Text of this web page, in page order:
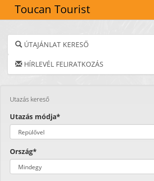
Toucan Tourist
ÚTAJÁNLAT KERESŐ
HÍRLEVÉL FELIRATKOZÁS
Utazás kereső
Utazás módja*
Ország*